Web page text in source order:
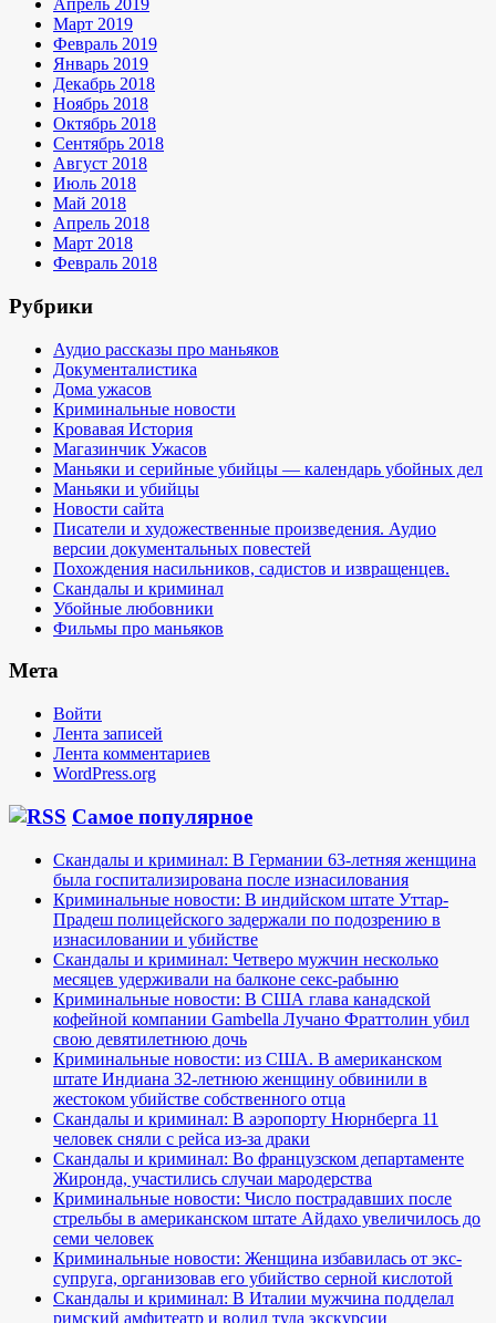
Апрель 2019
Март 2019
Февраль 2019
Январь 2019
Декабрь 2018
Ноябрь 2018
Октябрь 2018
Сентябрь 2018
Август 2018
Июль 2018
Май 2018
Апрель 2018
Март 2018
Февраль 2018
Рубрики
Аудио рассказы про маньяков
Документалистика
Дома ужасов
Криминальные новости
Кровавая История
Магазинчик Ужасов
Маньяки и серийные убийцы — календарь убойных дел
Маньяки и убийцы
Новости сайта
Писатели и художественные произведения. Аудио
версии документальных повестей
Похождения насильников, садистов и извращенцев.
Скандалы и криминал
Убойные любовники
Фильмы про маньяков
Мета
Войти
Лента записей
Лента комментариев
WordPress.org
Самое популярное
Скандалы и криминал: В Германии 63-летняя женщина
была госпитализирована после изнасилования
Криминальные новости: В индийском штате Уттар-
Прадеш полицейского задержали по подозрению в
изнасиловании и убийстве
Скандалы и криминал: Четверо мужчин несколько
месяцев удерживали на балконе секс-рабыню
Криминальные новости: В США глава канадской
кофейной компании Gambella Лучано Фраттолин убил
свою девятилетнюю дочь
Криминальные новости: из США. В американском
штате Индиана 32-летнюю женщину обвинили в
жестоком убийстве собственного отца
Скандалы и криминал: В аэропорту Нюрнберга 11
человек сняли с рейса из-за драки
Скандалы и криминал: Во французском департаменте
Жиронда, участились случаи мародерства
Криминальные новости: Число пострадавших после
стрельбы в американском штате Айдахо увеличилось до
семи человек
Криминальные новости: Женщина избавилась от экс-
супруга, организовав его убийство серной кислотой
Скандалы и криминал: В Италии мужчина подделал
римский амфитеатр и водил туда экскурсии